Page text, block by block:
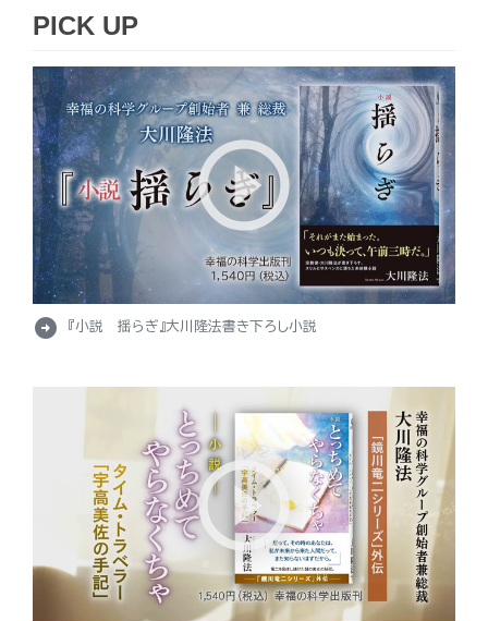
PICK UP
arrow_circle_right 『小説 揺らぎ』大川隆法書き下ろし小説